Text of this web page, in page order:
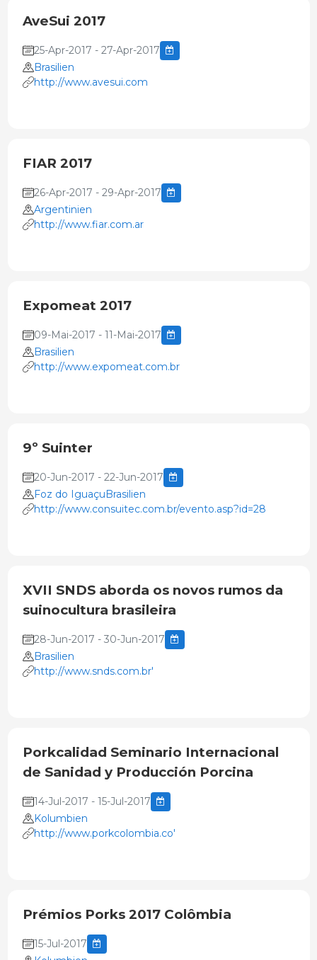
AveSui 2017
25-Apr-2017 - 27-Apr-2017
Brasilien
http://www.avesui.com
FIAR 2017
26-Apr-2017 - 29-Apr-2017
Argentinien
http://www.fiar.com.ar
Expomeat 2017
09-Mai-2017 - 11-Mai-2017
Brasilien
http://www.expomeat.com.br
9º Suinter
20-Jun-2017 - 22-Jun-2017
Foz do IguaçuBrasilien
http://www.consuitec.com.br/evento.asp?id=28
XVII SNDS aborda os novos rumos da
suinocultura brasileira
28-Jun-2017 - 30-Jun-2017
Brasilien
http://www.snds.com.br'
Porkcalidad Seminario Internacional
de Sanidad y Producción Porcina
14-Jul-2017 - 15-Jul-2017
Kolumbien
http://www.porkcolombia.co'
Prémios Porks 2017 Colômbia
15-Jul-2017